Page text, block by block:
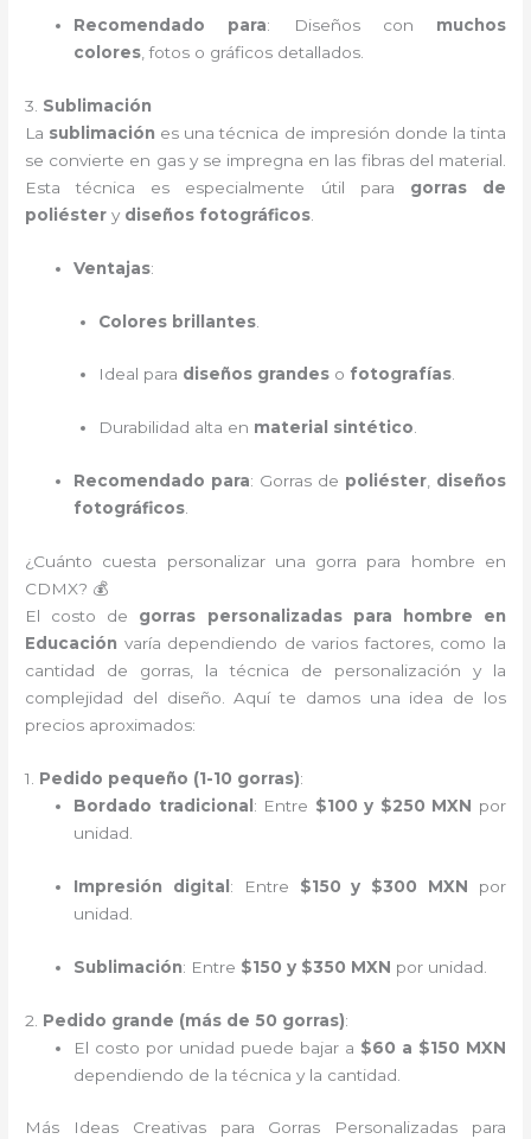
Recomendado para: Diseños con muchos
colores , fotos o gráficos detallados.
3. Sublimación
La sublimación es una técnica de impresión donde la tinta
se convierte en gas y se impregna en las fibras del material.
Esta técnica es especialmente útil para gorras de
poliéster y diseños fotográficos
Ventajas:
Colores brillantes.
Ideal para diseños grandeso fotografías.
Durabilidad alta en material sintético.
Recomendado para: Gorras de poliéster diseños
fotográficos
¿Cuánto cuesta personalizar una gorra para hombre en
CDMX? 💰
El costo de gorras personalizadas para hombre en
Educación varía dependiendo de varios factores, como la
cantidad de gorras, la técnica de personalización y la
complejidad del diseño. Aquí te damos una idea de los
precios aproximados:
1. Pedido pequeño (1-10 gorras):
Bordado tradicional : Entre $100 y $250 MXN por
unidad.
Impresión digital : Entre $150 y $300 MXN por
unidad.
Sublimación: Entre $150 y $350 MXN por unidad.
2. Pedido grande (más de 50 gorras):
El costo por unidad puede bajar a $60 a $150 MXN
dependiendo de la técnica y la cantidad.
Más Ideas Creativas para Gorras Personalizadas para